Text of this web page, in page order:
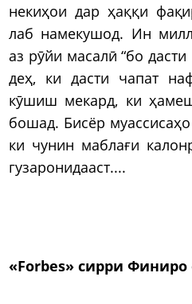
некиҳои дар ҳаққи
лаб намекушод. Ин
аз рӯйи масалӣ “бо
деҳ, ки дасти чапат
кӯшиш мекард, ки
бошад. Бисёр
ки чунин маблағи
гузаронидааст....
«Forbes» сирри